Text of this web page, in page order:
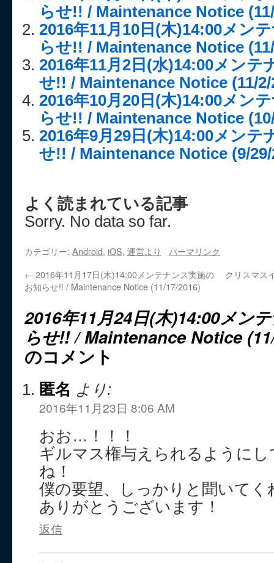
らせ!! / Maintenance Notice
2016年11月10日(木)14:00メン
らせ!! / Maintenance Notice
2016年11月2日(水)14:00メンテ
せ!! / Maintenance Notice (11/2/
2016年10月20日(木)14:00メン
らせ!! / Maintenance Notice
2016年9月29日(木)14:00メンテ
せ!! / Maintenance Notice (9/29/
よく読まれている記事
Sorry. No data so far.
カテゴリー: Android, iOS, 運営より
パーマリンク
← 2016年11月17日(木)14:00メンテナンス実施の
お知らせ!! / Maintenance Notice (11/17/2016)
クリスマス
2016年11月24日(木)14:00メン
らせ!! / Maintenance Notice
のコメント
匿名 より:
2016年11月23日 8:06 AM
おお…！！！
ギルマス権与えられるように
ね！
僕の要望、しっかりと聞いてく
ありがとうございます！
返信